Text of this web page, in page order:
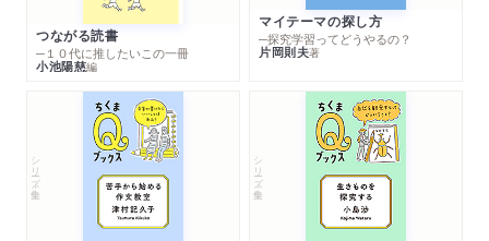
つながる読書
─１０代に推したいこの一冊
小池陽慈編
マイテーマの探し方
─探究学習ってどうやるの？
片岡則夫著
シリーズ・全集 シリーズ・全集